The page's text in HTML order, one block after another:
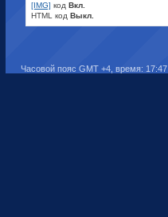
[IMG] код Вкл.
HTML код Выкл.
Часовой пояс GMT +4, время: 17:47